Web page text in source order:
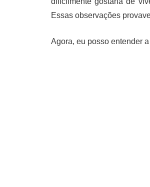
Essas observações
Agora, eu posso entender